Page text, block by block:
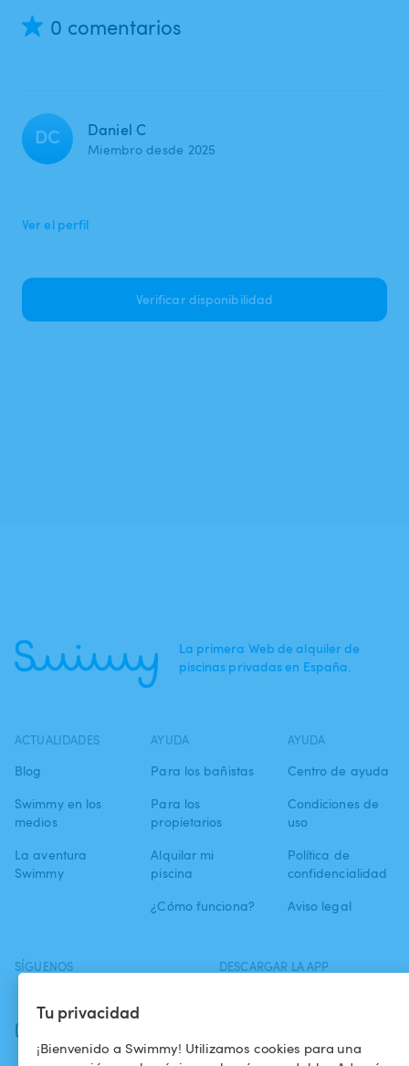
Tu privacidad
¡Bienvenido a Swimmy! Utilizamos cookies para una
0 comentarios
DC Daniel C
Miembro desde 2025
Ver el perfil
Verificar disponibilidad
La primera Web de alquiler de
piscinas privadas en España.
ACTUALIDADES
Blog
Swimmy en los
medios
La aventura
Swimmy
AYUDA
Para los bañistas
Para los
propietarios
Alquilar mi
piscina
¿Cómo funciona?
AYUDA
Centro de ayuda
Condiciones de
uso
Política de
confidencialidad
Aviso legal
SÍGUENOS DESCARGAR LA APP